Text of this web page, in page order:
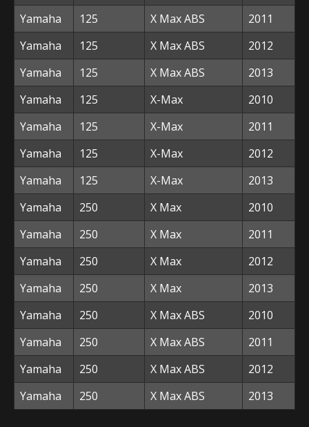
Yamaha
125 X Max ABS
2011
Yamaha
125 X Max ABS
2012
Yamaha
125 X Max ABS
2013
Yamaha
125 X-Max
2010
Yamaha
125 X-Max
2011
Yamaha
125 X-Max
2012
Yamaha
125 X-Max
2013
Yamaha
250 X Max
2010
Yamaha
250 X Max
2011
Yamaha
250 X Max
2012
Yamaha
250 X Max
2013
Yamaha
250 X Max ABS
2010
Yamaha
250 X Max ABS
2011
Yamaha
250 X Max ABS
2012
Yamaha
250 X Max ABS 2013